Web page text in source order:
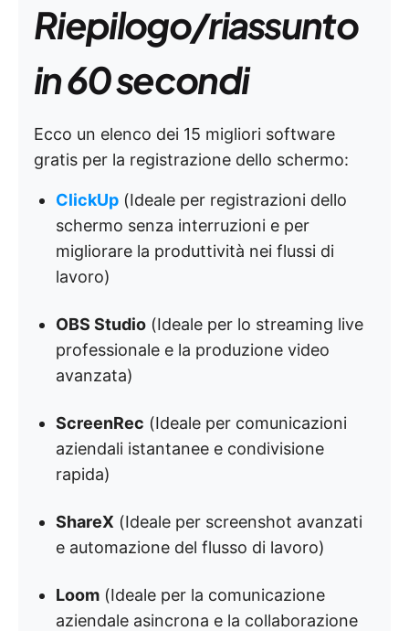
Riepilogo/riassunto
in 60 secondi
Ecco un elenco dei 15 migliori software
gratis per la registrazione dello schermo:
ClickUp (Ideale per registrazioni dello
schermo senza interruzioni e per
migliorare la produttività nei flussi di
lavoro)
OBS Studio (Ideale per lo streaming live
professionale e la produzione video
avanzata)
ScreenRec (Ideale per comunicazioni
aziendali istantanee e condivisione
rapida)
ShareX (Ideale per screenshot avanzati
e automazione del flusso di lavoro)
Loom (Ideale per la comunicazione
aziendale asincrona e la collaborazione